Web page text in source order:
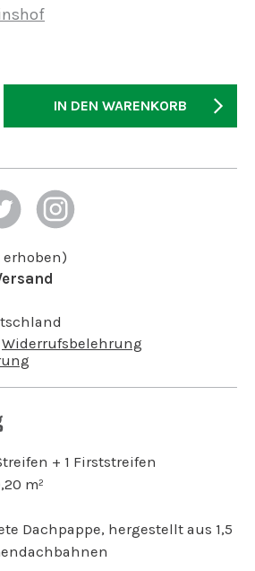
IN DEN WARENKORB
erhoben)
Widerrufsbelehrung
+ 1 Firststreifen
m²
Dachpappe, hergestellt aus 1,5